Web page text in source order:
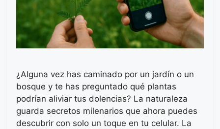
¿Alguna vez has caminado por un jardín o un
bosque y te has preguntado qué plantas
podrían aliviar tus dolencias? La naturaleza
guarda secretos milenarios que ahora puedes
descubrir con solo un toque en tu celular. La